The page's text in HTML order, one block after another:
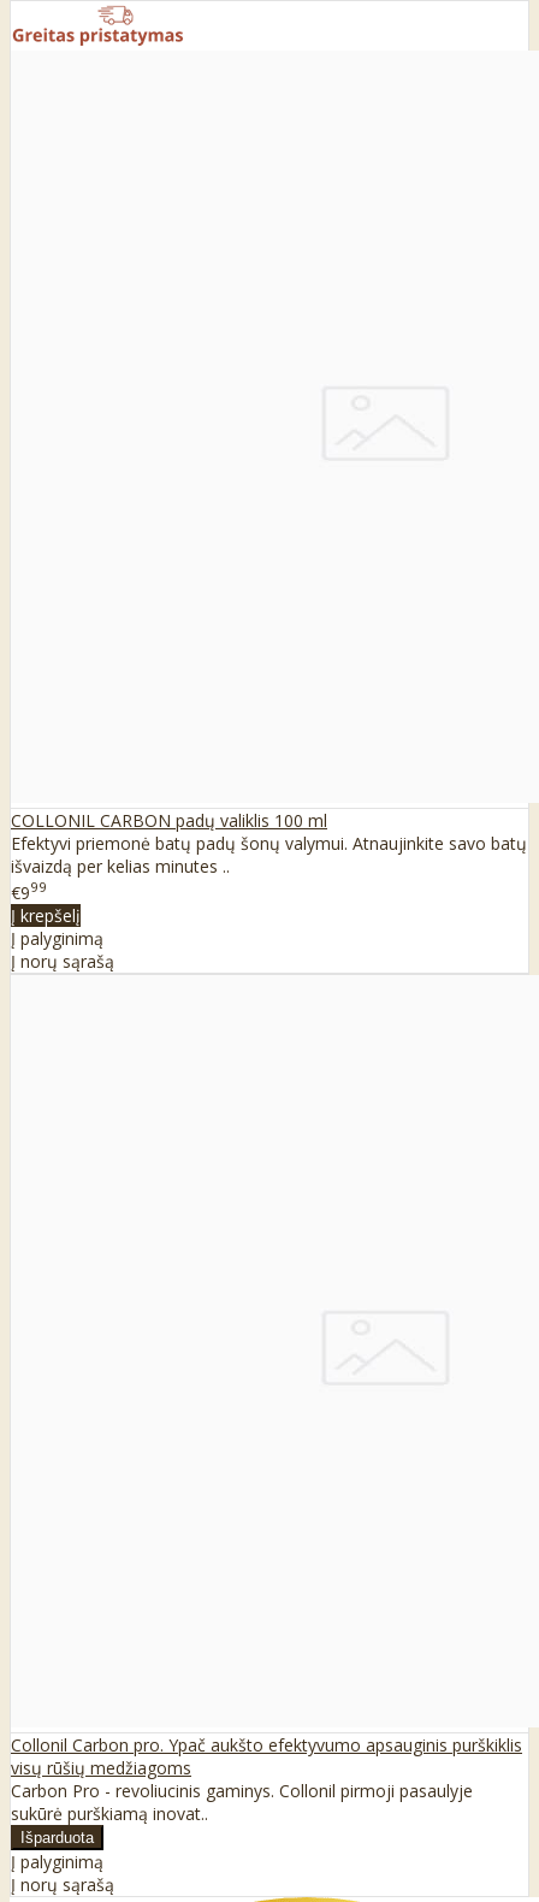
COLLONIL CARBON padų valiklis 100 ml
Efektyvi priemonė batų padų šonų valymui. Atnaujinkite savo batų
išvaizdą per kelias minutes ..
€999
Į krepšelį
Į palyginimą
Į norų sąrašą
Collonil Carbon pro. Ypač aukšto efektyvumo apsauginis purškiklis
visų rūšių medžiagoms
Carbon Pro - revoliucinis gaminys. Collonil pirmoji pasaulyje
sukūrė purškiamą inovat..
Į palyginimą
Į norų sąrašą